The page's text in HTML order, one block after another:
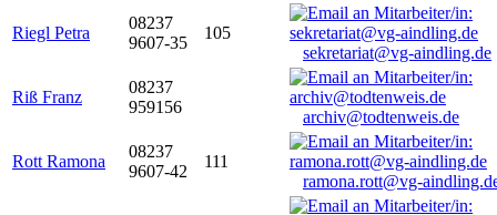
Riegl Petra
08237
9607-35
105
sekretariat@vg-aindling.de
Riß Franz
08237
959156
archiv@todtenweis.de
Rott Ramona
08237
9607-42
111
ramona.rott@vg-